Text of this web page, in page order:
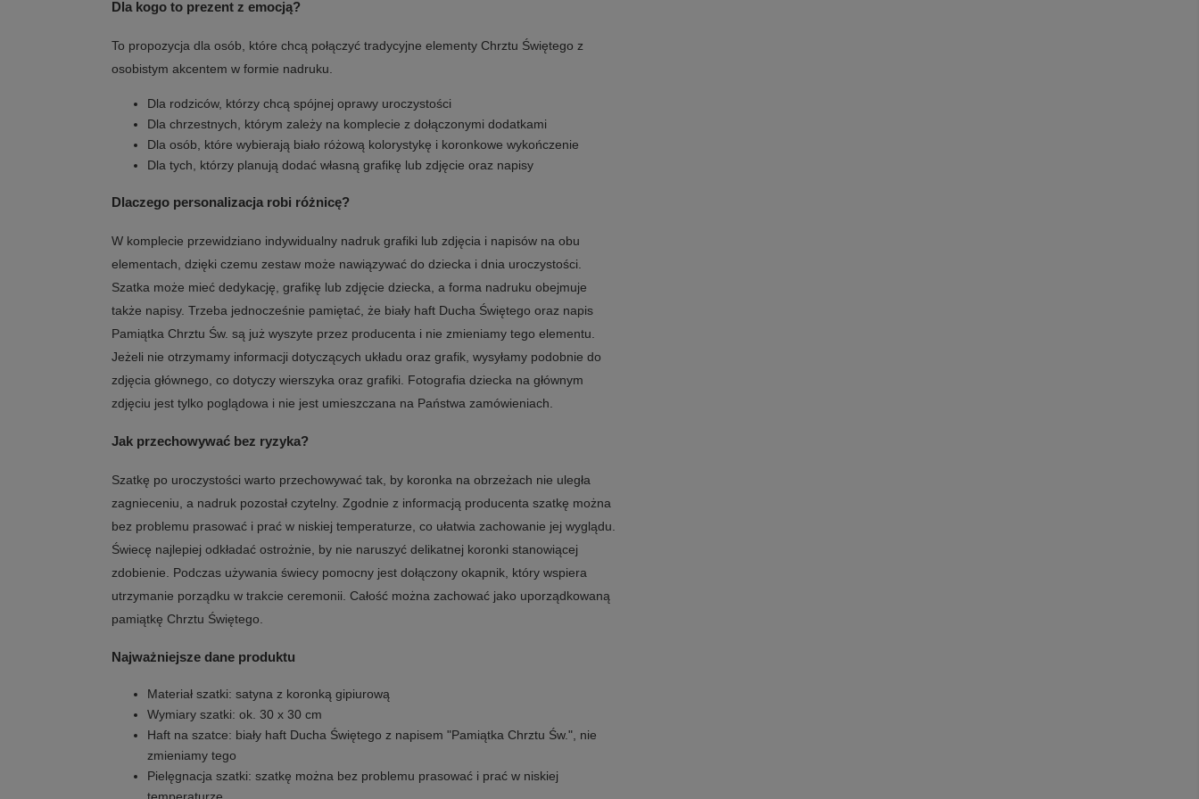
Dla kogo to prezent z emocją?
To propozycja dla osób, które chcą połączyć tradycyjne elementy Chrztu Świętego z
osobistym akcentem w formie nadruku.
Dla rodziców, którzy chcą spójnej oprawy uroczystości
Dla chrzestnych, którym zależy na komplecie z dołączonymi dodatkami
Dla osób, które wybierają biało różową kolorystykę i koronkowe wykończenie
Dla tych, którzy planują dodać własną grafikę lub zdjęcie oraz napisy
Dlaczego personalizacja robi różnicę?
W komplecie przewidziano indywidualny nadruk grafiki lub zdjęcia i napisów na obu
elementach, dzięki czemu zestaw może nawiązywać do dziecka i dnia uroczystości.
Szatka może mieć dedykację, grafikę lub zdjęcie dziecka, a forma nadruku obejmuje
także napisy. Trzeba jednocześnie pamiętać, że biały haft Ducha Świętego oraz napis
Pamiątka Chrztu Św. są już wyszyte przez producenta i nie zmieniamy tego elementu.
Jeżeli nie otrzymamy informacji dotyczących układu oraz grafik, wysyłamy podobnie do
zdjęcia głównego, co dotyczy wierszyka oraz grafiki. Fotografia dziecka na głównym
zdjęciu jest tylko poglądowa i nie jest umieszczana na Państwa zamówieniach.
Jak przechowywać bez ryzyka?
Szatkę po uroczystości warto przechowywać tak, by koronka na obrzeżach nie uległa
zagnieceniu, a nadruk pozostał czytelny. Zgodnie z informacją producenta szatkę można
bez problemu prasować i prać w niskiej temperaturze, co ułatwia zachowanie jej wyglądu.
Świecę najlepiej odkładać ostrożnie, by nie naruszyć delikatnej koronki stanowiącej
zdobienie. Podczas używania świecy pomocny jest dołączony okapnik, który wspiera
utrzymanie porządku w trakcie ceremonii. Całość można zachować jako uporządkowaną
pamiątkę Chrztu Świętego.
Najważniejsze dane produktu
Materiał szatki: satyna z koronką gipiurową
Wymiary szatki: ok. 30 x 30 cm
Haft na szatce: biały haft Ducha Świętego z napisem "Pamiątka Chrztu Św.", nie
zmieniamy tego
Pielęgnacja szatki: szatkę można bez problemu prasować i prać w niskiej